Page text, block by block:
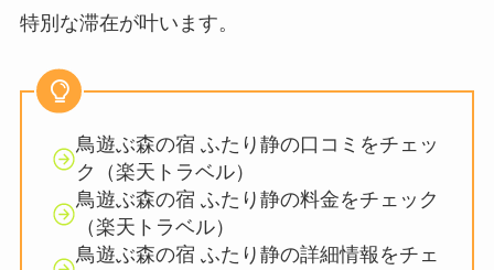
特別な滞在が叶います。
鳥遊ぶ森の宿 ふたり静の口コミをチェッ
ク（楽天トラベル）
鳥遊ぶ森の宿 ふたり静の料金をチェック
（楽天トラベル）
鳥遊ぶ森の宿 ふたり静の詳細情報をチェ